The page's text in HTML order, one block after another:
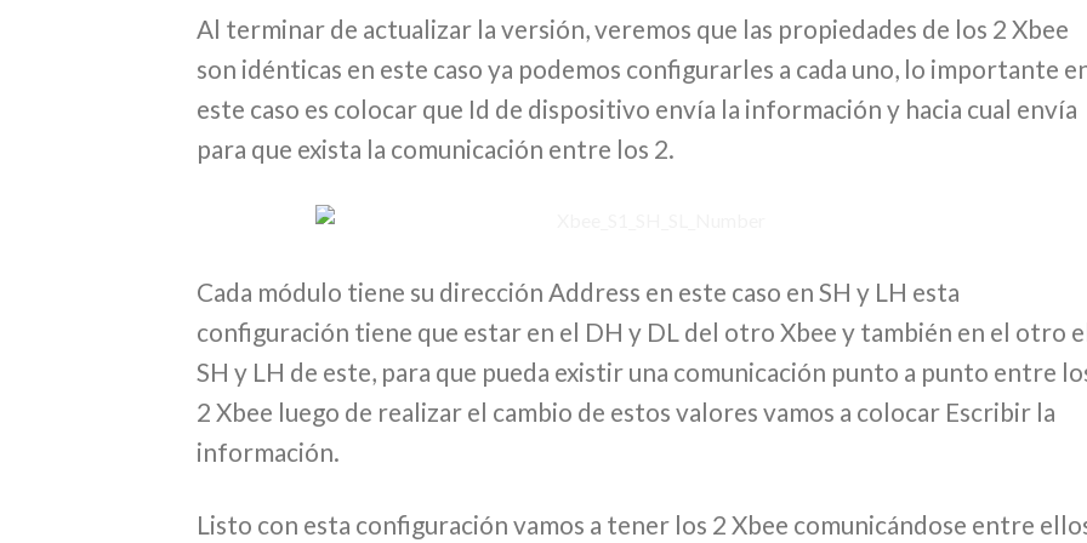
Al terminar de actualizar la versión, veremos que las propiedades de los 2 Xbee
son idénticas en este caso ya podemos configurarles a cada uno, lo importante
este caso es colocar que Id de dispositivo envía la información y hacia cual envía
para que exista la comunicación entre los 2.
Cada módulo tiene su dirección Address en este caso en SH y LH esta
configuración tiene que estar en el DH y DL del otro Xbee y también en el otro
SH y LH de este, para que pueda existir una comunicación punto a punto entre
2 Xbee luego de realizar el cambio de estos valores vamos a colocar Escribir la
información.
Listo con esta configuración vamos a tener los 2 Xbee comunicándose entre